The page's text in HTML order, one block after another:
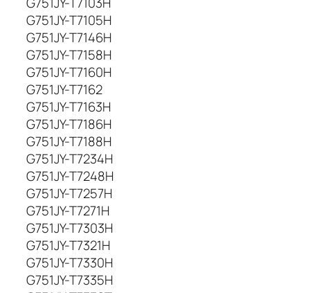
G751JY-T7105H
G751JY-T7146H
G751JY-T7158H
G751JY-T7160H
G751JY-T7162
G751JY-T7163H
G751JY-T7186H
G751JY-T7188H
G751JY-T7234H
G751JY-T7248H
G751JY-T7257H
G751JY-T7271H
G751JY-T7303H
G751JY-T7321H
G751JY-T7330H
G751JY-T7335H